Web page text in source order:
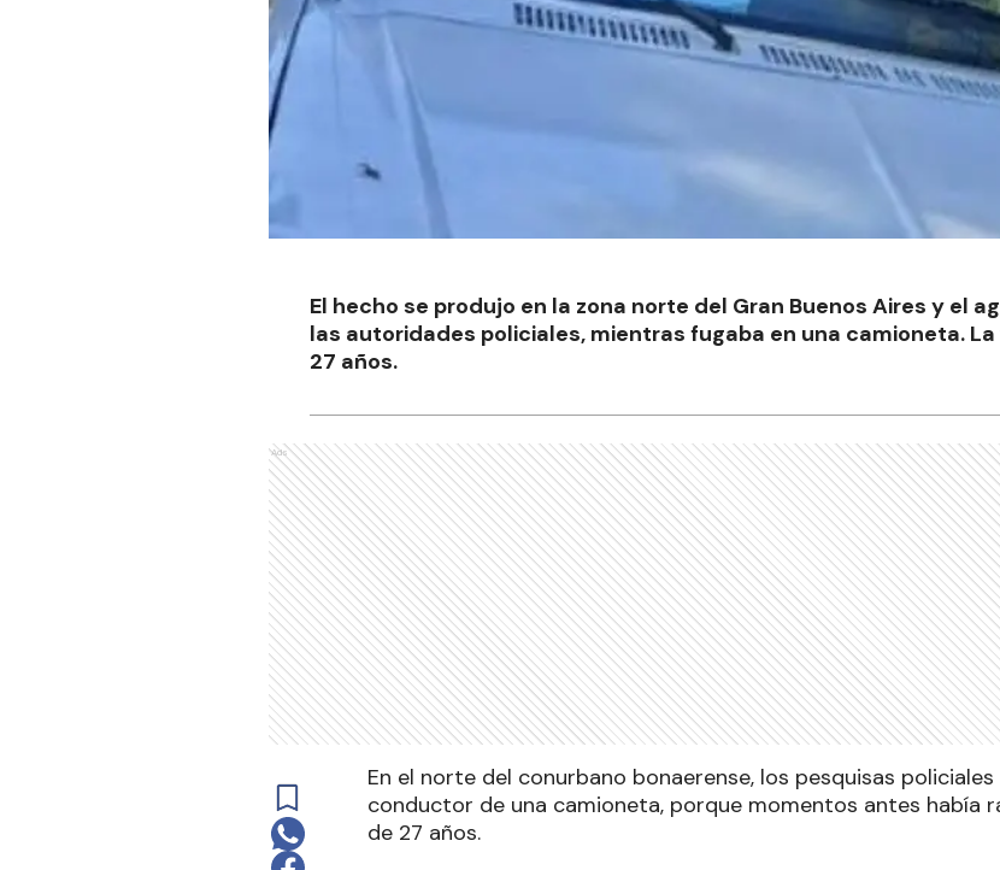
El hecho se produjo en la zona norte del Gran Buenos Aires y el
las autoridades policiales, mientras fugaba en una camioneta.
27 años.
Ads
En el norte del conurbano bonaerense, los pesquisas
conductor de una camioneta, porque momentos antes había
de 27 años.